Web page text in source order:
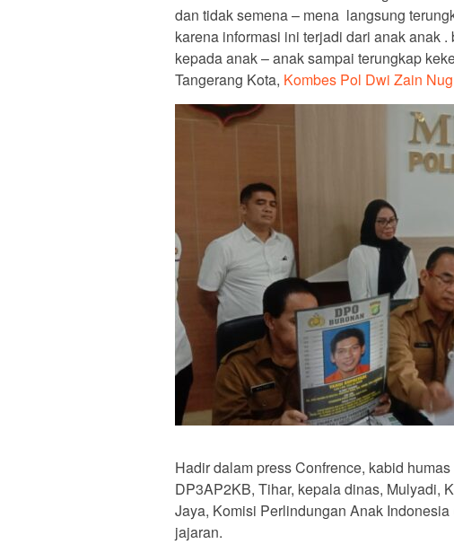
dan tidak semena – mena langsung
karena informasi ini terjadi dari anak anak
kepada anak – anak sampai terungkap
Tangerang Kota, Kombes Pol Dwi Zain
Hadir dalam press Confrence, kabid
DP3AP2KB, Tihar, kepala dinas, Mulyadi,
Jaya, Komisi Perlindungan Anak
jajaran.